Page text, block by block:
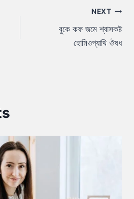
NEXT
বুকে কফ জমে শ্বাসকষ্ট
হোমিওপ্যাথি ঔষধ